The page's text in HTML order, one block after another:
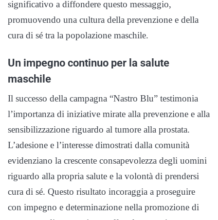
significativo a diffondere questo messaggio,
promuovendo una cultura della prevenzione e della
cura di sé tra la popolazione maschile.
Un impegno continuo per la salute
maschile
Il successo della campagna “Nastro Blu” testimonia
l’importanza di iniziative mirate alla prevenzione e alla
sensibilizzazione riguardo al tumore alla prostata.
L’adesione e l’interesse dimostrati dalla comunità
evidenziano la crescente consapevolezza degli uomini
riguardo alla propria salute e la volontà di prendersi
cura di sé. Questo risultato incoraggia a proseguire
con impegno e determinazione nella promozione di